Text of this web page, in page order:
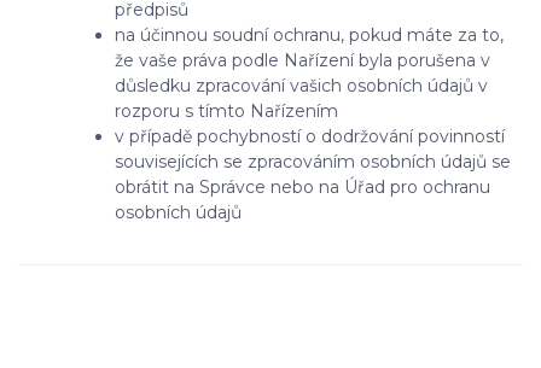
předpisů
na účinnou soudní ochranu, pokud máte za to,
že vaše práva podle Nařízení byla porušena v
důsledku zpracování vašich osobních údajů v
rozporu s tímto Nařízením
v případě pochybností o dodržování povinností
souvisejících se zpracováním osobních údajů se
obrátit na Správce nebo na Úřad pro ochranu
osobních údajů